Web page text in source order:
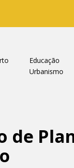
Educação
Urbanismo
de